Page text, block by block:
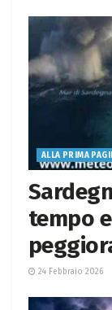
ALLA PRIMA
tempo
24 Febbraio 2026